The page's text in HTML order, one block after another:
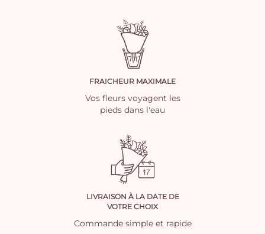
FRAICHEUR MAXIMALE
Vos fleurs voyagent les
pieds dans l'eau
LIVRAISON À LA DATE DE
VOTRE CHOIX
Commande simple et rapide